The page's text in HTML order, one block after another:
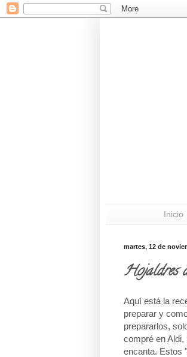
Inicio
martes, 12 de
Hojaldres
Aquí está la
preparar y
prepararlos,
compré en
encanta. Estos